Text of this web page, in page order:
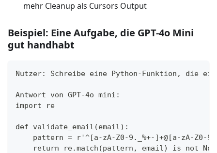
mehr Cleanup als Cursors Output
Beispiel: Eine Aufgabe, die GPT-4o Mini
gut handhabt
Nutzer: Schreibe eine Python-Funktion, die
Antwort von GPT-4o mini:
import re
def validate_email(email):
pattern = r'^[a-zA-Z0-9._%+-]+@[a-zA-Z0-
return re.match(pattern, email) is not